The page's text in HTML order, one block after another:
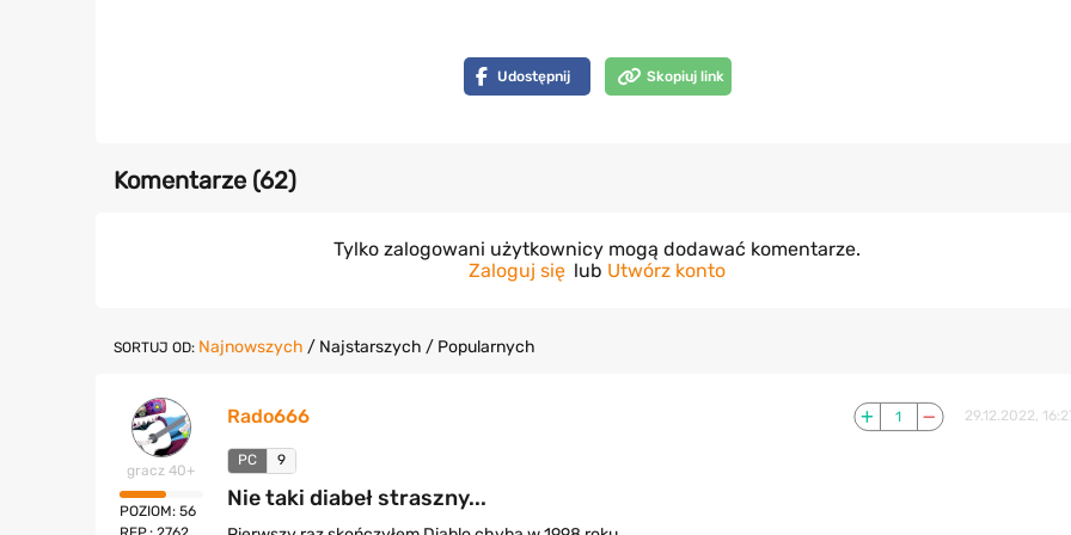
Udostępnij Skopiuj link
Komentarze (62)
Tylko zalogowani użytkownicy mogą dodawać komentarze.
Zaloguj się lub Utwórz konto
SORTUJ OD: Najnowszych / Najstarszych / Popularnych
gracz 40+
POZIOM: 56
Rado666 1 29.12.2022,
PC 9
Nie taki diabeł straszny...